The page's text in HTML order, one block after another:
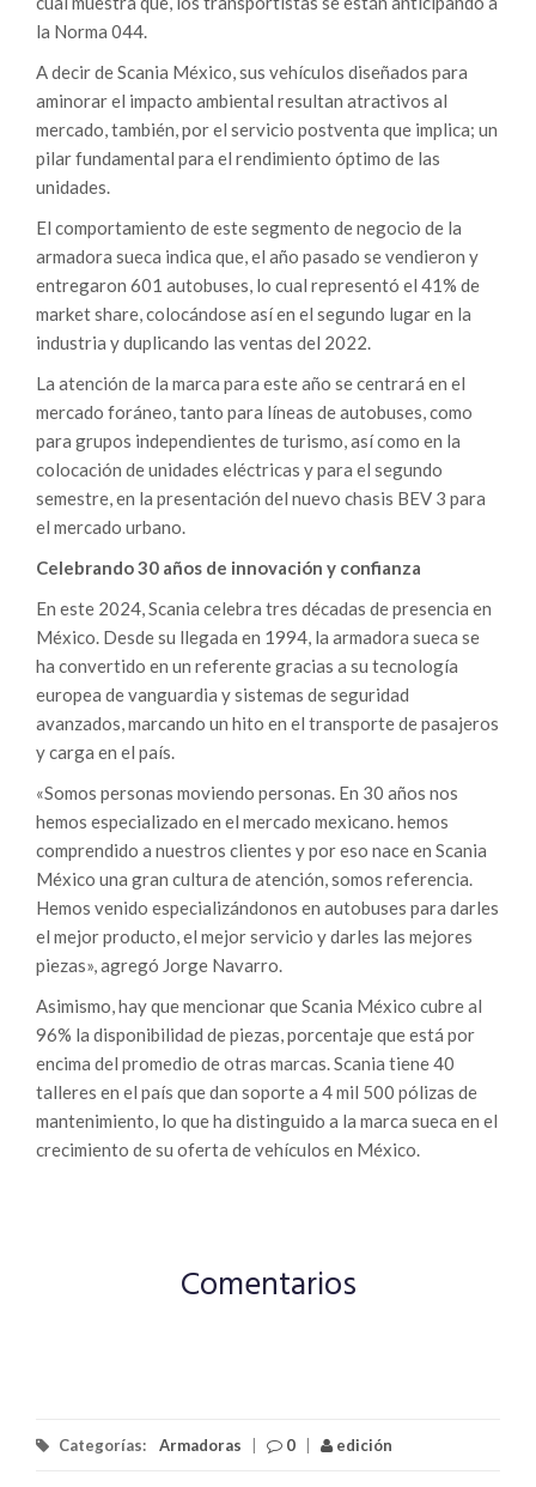
la Norma 044.
A decir de Scania México, sus vehículos diseñados para
aminorar el impacto ambiental resultan atractivos al
mercado, también, por el servicio postventa que implica; un
pilar fundamental para el rendimiento óptimo de las
unidades.
El comportamiento de este segmento de negocio de la
armadora sueca indica que, el año pasado se vendieron y
entregaron 601 autobuses, lo cual representó el 41% de
market share, colocándose así en el segundo lugar en la
industria y duplicando las ventas del 2022.
La atención de la marca para este año se centrará en el
mercado foráneo, tanto para líneas de autobuses, como
para grupos independientes de turismo, así como en la
colocación de unidades eléctricas y para el segundo
semestre, en la presentación del nuevo chasis BEV 3 para
el mercado urbano.
Celebrando 30 años de innovación y confianza
En este 2024, Scania celebra tres décadas de presencia en
México. Desde su llegada en 1994, la armadora sueca se
ha convertido en un referente gracias a su tecnología
europea de vanguardia y sistemas de seguridad
avanzados, marcando un hito en el transporte de pasajeros
y carga en el país.
«Somos personas moviendo personas. En 30 años nos
hemos especializado en el mercado mexicano. hemos
comprendido a nuestros clientes y por eso nace en Scania
México una gran cultura de atención, somos referencia.
Hemos venido especializándonos en autobuses para darles
el mejor producto, el mejor servicio y darles las mejores
piezas», agregó Jorge Navarro.
Asimismo, hay que mencionar que Scania México cubre al
96% la disponibilidad de piezas, porcentaje que está por
encima del promedio de otras marcas. Scania tiene 40
talleres en el país que dan soporte a 4 mil 500 pólizas de
mantenimiento, lo que ha distinguido a la marca sueca en el
crecimiento de su oferta de vehículos en México.
Comentarios
Categorías: Armadoras | 0 | edición